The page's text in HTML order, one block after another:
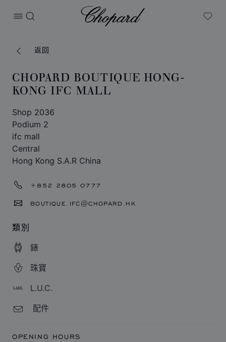
打开菜单
搜索
Chopard
My
返回
CHOPARD BOUTIQUE HONG-
KONG IFC MALL
Shop 2036
Podium 2
ifc mall
Central
Hong Kong S.A.R China
+852 2805 0777
BOUTIQUE.IFC@CHOPARD.HK
類別
錶
珠寶
L.U.C.
配件
OPENING HOURS